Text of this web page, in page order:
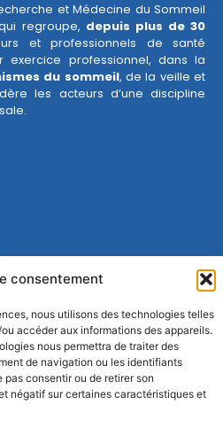
consentement
nous utilisons des technologies telles
accéder aux informations des appareils.
nous permettra de traiter des
de navigation ou les identifiants
pas consentir ou de retirer son
négatif sur certaines caractéristiques et
et Médecine du Sommeil
regroupe, depuis plus de 30
et professionnels de santé
professionnel, dans la
du sommeil, de la veille et
les acteurs d’une discipline
75015 Paris